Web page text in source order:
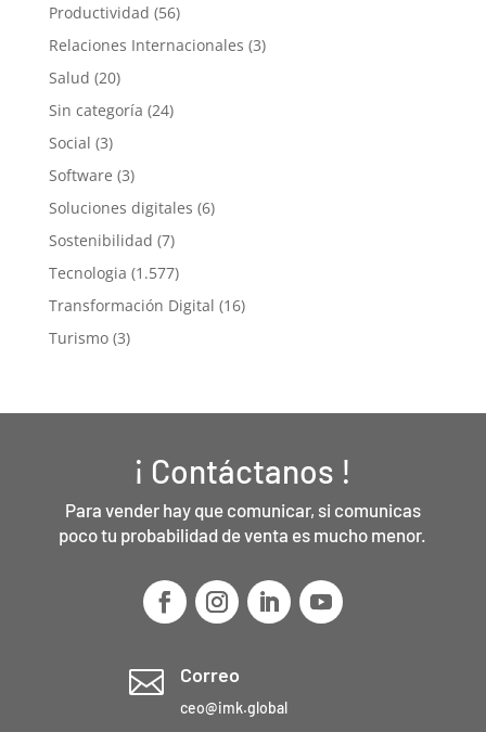
Productividad (56)
Relaciones Internacionales (3)
Salud (20)
Sin categoría (24)
Social (3)
Software (3)
Soluciones digitales (6)
Sostenibilidad (7)
Tecnologia (1.577)
Transformación Digital (16)
Turismo(3)
¡ Contáctanos !
Para vender hay que comunicar, si comunicas
poco tu probabilidad de venta es mucho menor.
 Correo
ceo@imk.global